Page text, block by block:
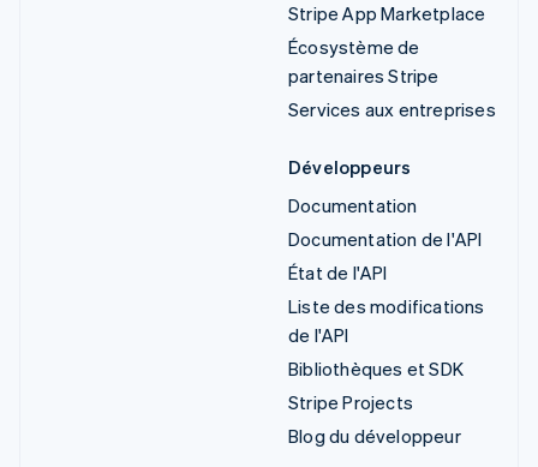
Stripe App Marketplace
Écosystème de
partenaires Stripe
Services aux entreprises
Développeurs
Documentation
Documentation de l'API
État de l'API
Liste des modifications
de l'API
Bibliothèques et SDK
Stripe Projects
Blog du développeur